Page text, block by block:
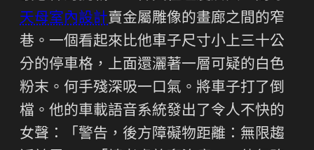
天母室內設計賣金屬雕像的畫廊之間的窄
巷。一個看起來比他車子尺寸小上三十公
分的停車格，上面還灑著一層可疑的白色
粉末。何手殘深吸一口氣。將車子打了倒
檔。他的車載語音系統發出了令人不快的
女聲：「警告，後方障礙物距離：無限趨